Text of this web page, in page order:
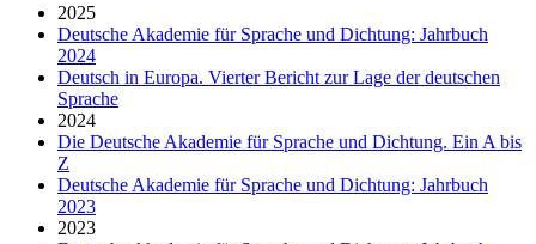
2025
Deutsche Akademie für Sprache und Dichtung: Jahrbuch
2024
Deutsch in Europa. Vierter Bericht zur Lage der deutschen
Sprache
2024
Die Deutsche Akademie für Sprache und Dichtung. Ein A bis
Z
Deutsche Akademie für Sprache und Dichtung: Jahrbuch
2023
2023